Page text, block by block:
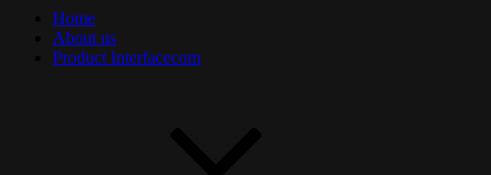
Home
About us
Product Interfacecom